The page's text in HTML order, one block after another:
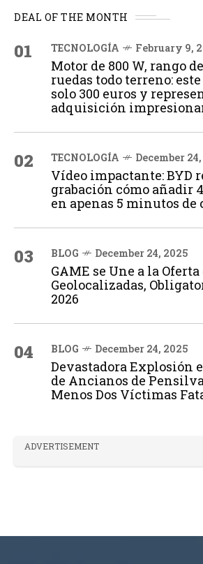
DEAL OF THE MONTH
01 TECNOLOGÍA February 9,
Motor de 800 W, rango
ruedas todo terreno:
solo 300 euros y
adquisición
02 TECNOLOGÍA December
Vídeo impactante: BYD
grabación cómo añadir
en apenas 5 minutos de
03 BLOG December 24, 2025
GAME se Une a la
Geolocalizadas,
2026
04 BLOG December 24, 2025
Devastadora Explosión
de Ancianos de
Menos Dos Víctimas
ADVERTISEMENT